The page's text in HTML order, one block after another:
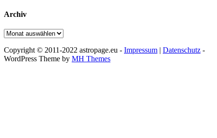
Archiv
Archiv
Copyright © 2011-2022 astropage.eu - Impressum | Datenschutz -
WordPress Theme by MH Themes